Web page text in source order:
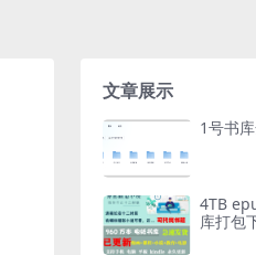
文章展示
1号书
4TB
库打包